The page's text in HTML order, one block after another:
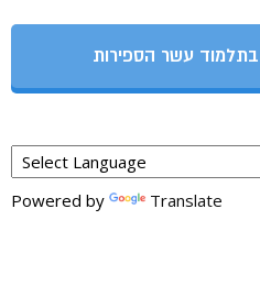
בתלמוד עשר הספירות
Powered by Translate